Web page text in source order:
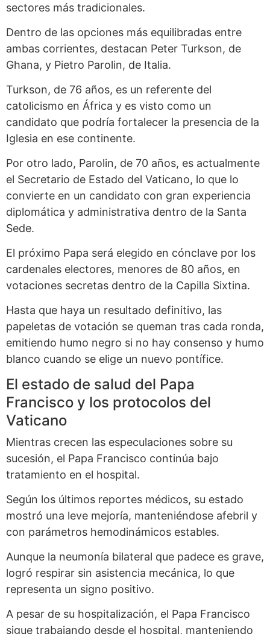
sectores más tradicionales.
Dentro de las opciones más equilibradas entre
ambas corrientes, destacan Peter Turkson, de
Ghana, y Pietro Parolin, de Italia.
Turkson, de 76 años, es un referente del
catolicismo en África y es visto como un
candidato que podría fortalecer la presencia de la
Iglesia en ese continente.
Por otro lado, Parolin, de 70 años, es actualmente
el Secretario de Estado del Vaticano, lo que lo
convierte en un candidato con gran experiencia
diplomática y administrativa dentro de la Santa
Sede.
El próximo Papa será elegido en cónclave por los
cardenales electores, menores de 80 años, en
votaciones secretas dentro de la Capilla Sixtina.
Hasta que haya un resultado definitivo, las
papeletas de votación se queman tras cada ronda,
emitiendo humo negro si no hay consenso y humo
blanco cuando se elige un nuevo pontífice.
El estado de salud del Papa
Francisco y los protocolos del
Vaticano
Mientras crecen las especulaciones sobre su
sucesión, el Papa Francisco continúa bajo
tratamiento en el hospital.
Según los últimos reportes médicos, su estado
mostró una leve mejoría, manteniéndose afebril y
con parámetros hemodinámicos estables.
Aunque la neumonía bilateral que padece es grave,
logró respirar sin asistencia mecánica, lo que
representa un signo positivo.
A pesar de su hospitalización, el Papa Francisco
sigue trabajando desde el hospital, manteniendo